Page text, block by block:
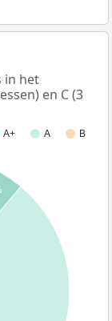
in het
en C (3
A+ A
B